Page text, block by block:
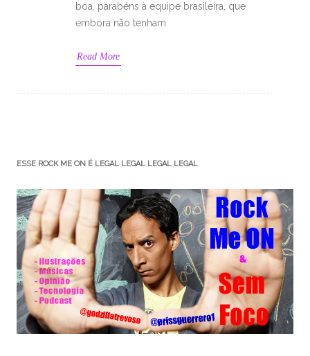
boa, parabéns à equipe brasileira, que
embora não tenham
Read More
ESSE ROCK ME ON É LEGAL LEGAL LEGAL LEGAL